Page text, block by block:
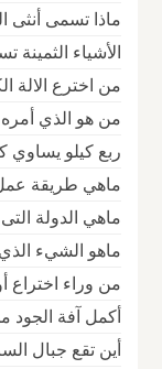
ماذا تسمى أنثى
الأشياء
من اخترع الالة
من هو الذي أمره
ربع كيلو يساوي
ماهي طريقة
ماهي الدولة التى
ماهو الشيء
من وراء اختراع
أكمل آفة الجود من 5
أين تقع جبال